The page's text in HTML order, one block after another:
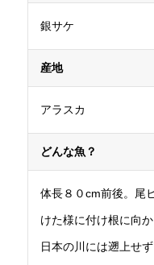
銀サケ
産地
アラスカ
どんな魚？
体長８０cm前後。尾
けた様に付け根に向
日本の川には遡上せ